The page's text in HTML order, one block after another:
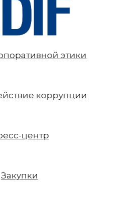
этики
коррупции
центр
Закупки